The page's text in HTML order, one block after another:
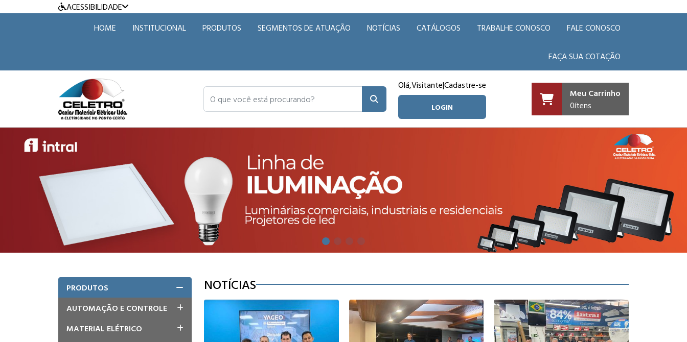
ACESSIBILIDADE
HOME
INSTITUCIONAL PRODUTOS SEGMENTOS DE ATUAÇÃO NOTÍCIAS CATÁLOGOS TRABALHE CONOSCO FALE CONOSCO
FAÇA SUA COTAÇÃO
O que você está procurando? Olá,Visitante|Cadastre-se
LOGIN
Meu Carrinho
0ítens
PRODUTOS
AUTOMAÇÃO E CONTROLE
MATERIAL ELÉTRICO
NOTÍCIAS